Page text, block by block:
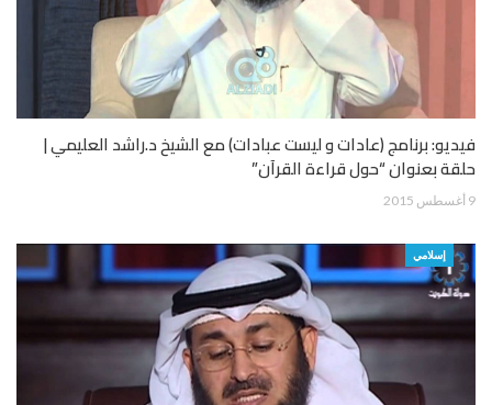
فيديو: برنامج (عادات و ليست عبادات) مع الشيخ د.راشد العليمي |
حلقة بعنوان “حول قراءة القرآن”
9 أغسطس 2015
إسلامي